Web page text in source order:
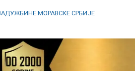
МОРАВСКЕ СРБИЈЕ